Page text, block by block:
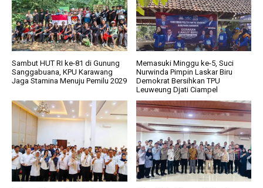
Sambut HUT RI ke-81 di Gunung
Sanggabuana, KPU Karawang
Jaga Stamina Menuju Pemilu 2029
Memasuki Minggu ke-5, Suci
Nurwinda Pimpin Laskar Biru
Demokrat Bersihkan TPU
Leuweung Djati Ciampel